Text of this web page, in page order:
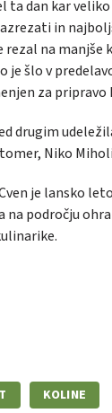
ta dan kar
in
rezal na manjše
je šlo v
za pripravo
drugim
Niko
je lansko
področju
KOLINE